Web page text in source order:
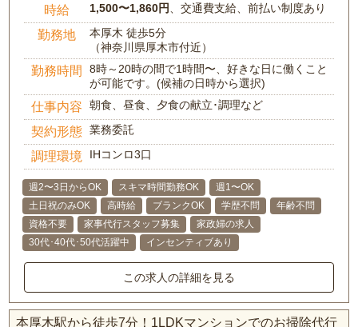
時給 1,500〜1,860円 、交通費支給、前払い制度あり
勤務地
本厚木 徒歩5分
（神奈川県厚木市付近）
勤務時間
8時～20時の間で1時間〜、好きな日に働くこと
が可能です。(候補の日時から選択)
仕事内容 朝食、昼食、夕食の献立･調理など
契約形態 業務委託
調理環境 IHコンロ3口
週2〜3日からOK スキマ時間勤務OK
週1〜OK
土日祝のみOK
高時給 ブランクOK 学歴不問
年齢不問
資格不要
家事代行スタッフ募集
家政婦の求人
30代･40代･50代活躍中
インセンティブあり
この求人の詳細を見る
本厚木駅から徒歩7分！1LDKマンションでのお掃除代行